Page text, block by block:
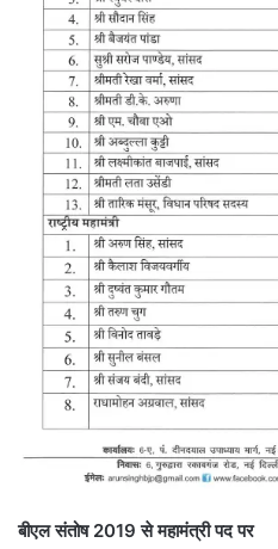
बीएल संतोष 2019 से महामंत्री पद पर